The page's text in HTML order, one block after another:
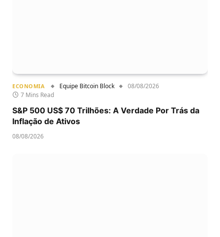
ECONOMIA Equipe Bitcoin Block
08/08/2026
7 Mins Read
S&P 500 US$ 70 Trilhões: A Verdade Por Trás da
Inflação de Ativos
08/08/2026